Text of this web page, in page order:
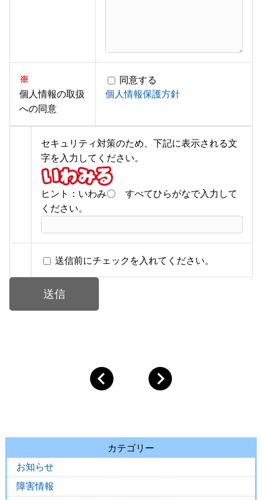
※
個人情報の取扱
への同意
同意する
個人情報保護方針
セキュリティ対策のため、下記に表示される文
字を入力してください。
ヒント：いわみ〇 すべてひらがなで入力して
ください。
送信前にチェックを入れてください。
カテゴリー
お知らせ
障害情報